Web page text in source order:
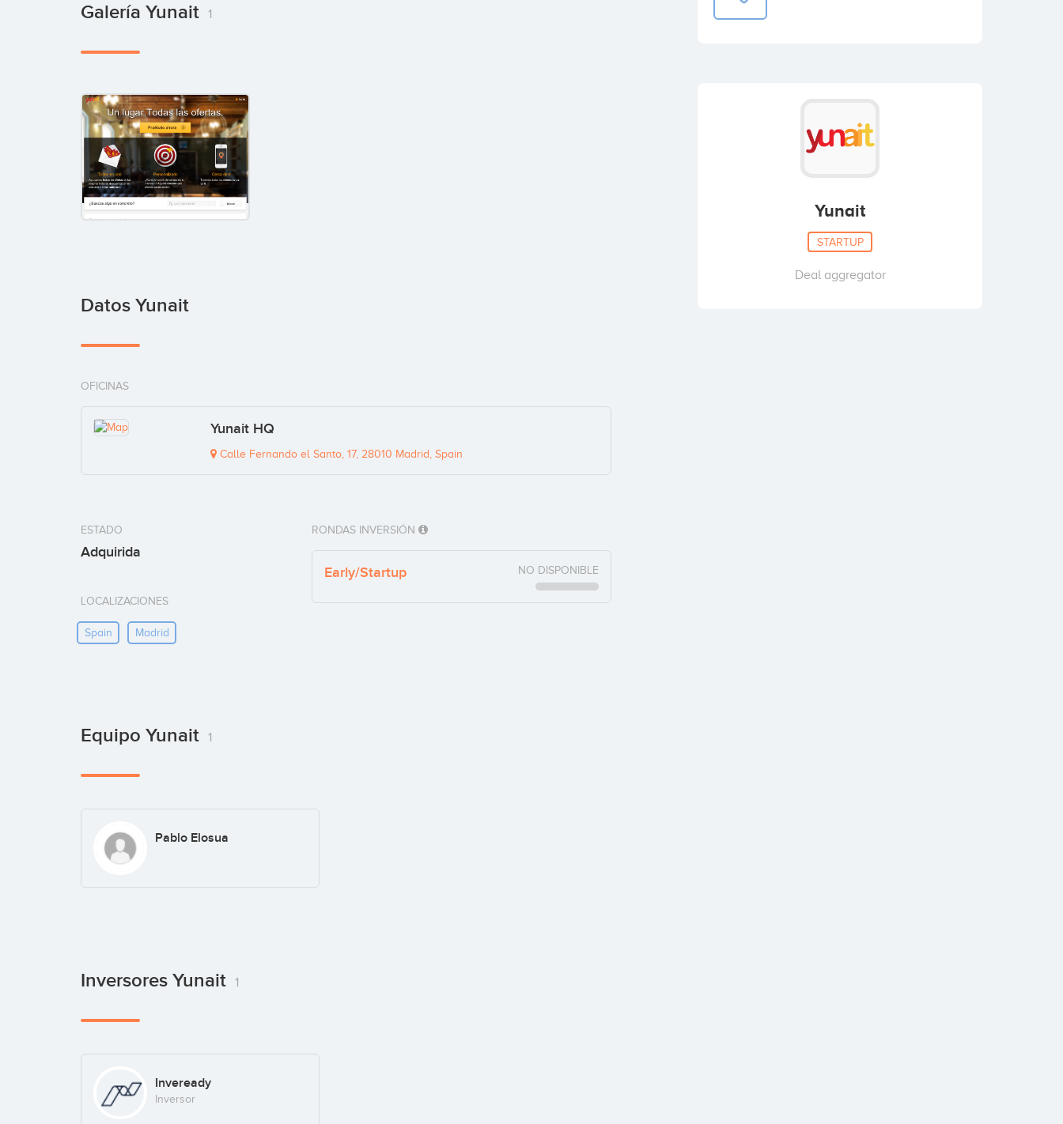
Galería Yunait 1
Datos Yunait
OFICINAS
Yunait HQ
Calle Fernando el Santo, 17, 28010 Madrid, Spain
ESTADO
Adquirida
LOCALIZACIONES
Spain Madrid
RONDAS INVERSIÓN
Early/Startup NO DISPONIBLE
Equipo Yunait 1
Pablo Elosua
Inversores Yunait 1
Inveready
Inversor
Yunait
STARTUP
Deal aggregator